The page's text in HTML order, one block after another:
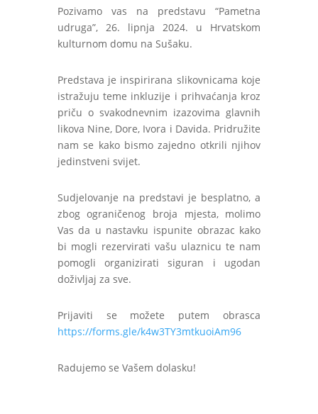
Pozivamo vas na predstavu “Pametna
udruga”, 26. lipnja 2024. u Hrvatskom
kulturnom domu na Sušaku.
Predstava je inspirirana slikovnicama koje
istražuju teme inkluzije i prihvaćanja kroz
priču o svakodnevnim izazovima glavnih
likova Nine, Dore, Ivora i Davida. Pridružite
nam se kako bismo zajedno otkrili njihov
jedinstveni svijet.
Sudjelovanje na predstavi je besplatno, a
zbog ograničenog broja mjesta, molimo
Vas da u nastavku ispunite obrazac kako
bi mogli rezervirati vašu ulaznicu te nam
pomogli organizirati siguran i ugodan
doživljaj za sve.
Prijaviti se možete putem obrasca
https://forms.gle/k4w3TY3mtkuoiAm96
Radujemo se Vašem dolasku!